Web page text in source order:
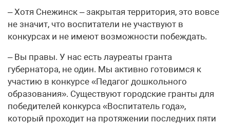
– Хотя Снежинск – закрытая территория, это вовсе
не значит, что воспитатели не участвуют в
конкурсах и не имеют возможности побеждать.
– Вы правы. У нас есть лауреаты гранта
губернатора, не один. Мы активно готовимся к
участию в конкурсе «Педагог дошкольного
образования». Существуют городские гранты для
победителей конкурса «Воспитатель года»,
который проходит на протяжении последних пяти